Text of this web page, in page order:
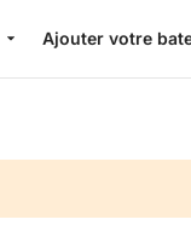
Ajouter votre